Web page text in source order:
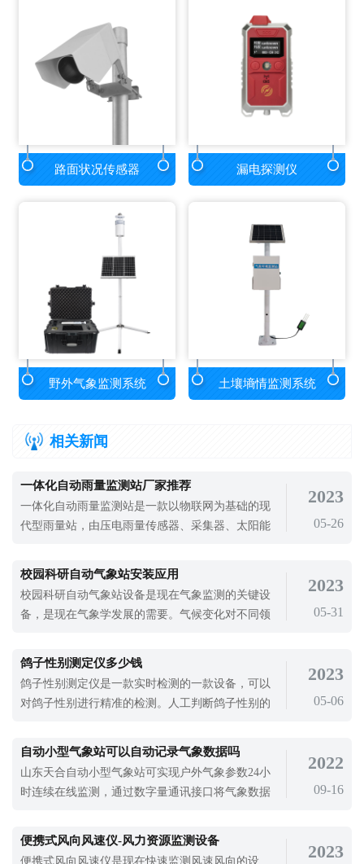
路面状况传感器 漏电探测仪
野外气象监测系统 土壤墒情监测系统
相关新闻
一体化自动雨量监测站厂家推荐
一体化自动雨量监测站是一款以物联网为基础的现
代型雨量站，由压电雨量传感器、采集器、太阳能
送到监控平台，从而将降雨信息精准的传输给用户
及相关部门，为我们监测降雨提供数据支持。一体
化自动雨量监测站的应用是我们对抗强降
2023
05-26
校园科研自动气象站安装应用
校园科研自动气象站设备是现在气象监测的关键设
备，是现在气象学发展的需要。气候变化对不同领
展，就可以使用校园科研自动气象站进行监测，为
气象学发展提供气象数据支持。校园科研自动气象
站设备的应用是现在气象学发展的需要，
2023
05-31
鸽子性别测定仪多少钱
鸽子性别测定仪是一款实时检测的一款设备，可以
对鸽子性别进行精准的检测。人工判断鸽子性别的
陷，有不平行的感觉，应视为公的。凭借经验判断
鸽子公母的方法会有偏差，所以使用鸽子性别测定
仪是现在精准检测鸽子性别的一种方式。鸽
2023
05-06
自动小型气象站可以自动记录气象数据吗
山东天合自动小型气象站可实现户外气象参数24小
时连续在线监测，通过数字量通讯接口将气象数据
境进行干预，所以就研发生产的自动小型气象站。
2022
09-16
便携式风向风速仪-风力资源监测设备
便携式风向风速仪是现在快速监测风速风向的设
2023